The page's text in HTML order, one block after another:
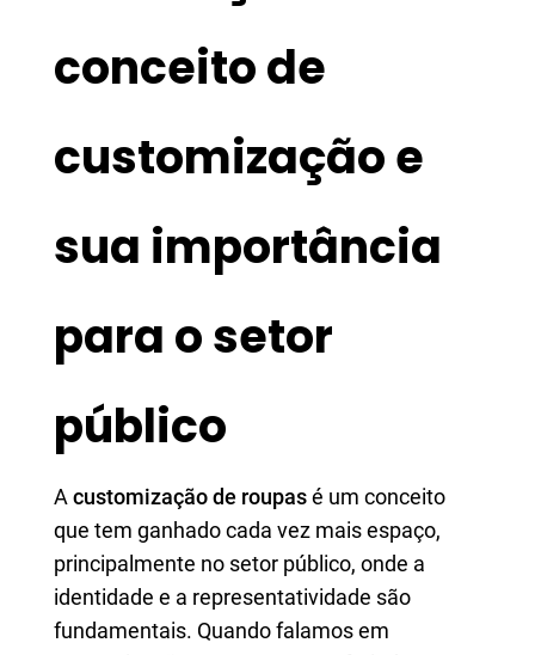
conceito de
customização e
sua importância
para o setor
público
A customização de roupasé um conceito
que tem ganhado cada vez mais espaço,
principalmente no setor público, onde a
identidade e a representatividade são
fundamentais. Quando falamos em